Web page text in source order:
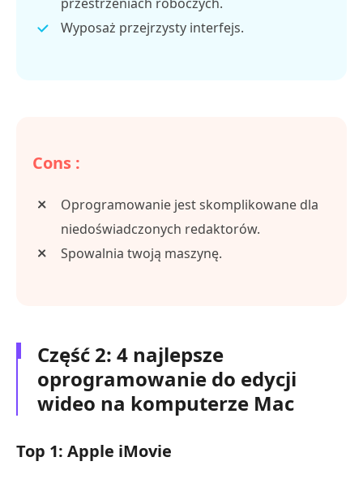
Wyposaż przejrzysty interfejs.
Cons :
Oprogramowanie jest skomplikowane dla
niedoświadczonych redaktorów.
Spowalnia twoją maszynę.
Część 2: 4 najlepsze
oprogramowanie do edycji
wideo na komputerze Mac
Top 1: Apple iMovie